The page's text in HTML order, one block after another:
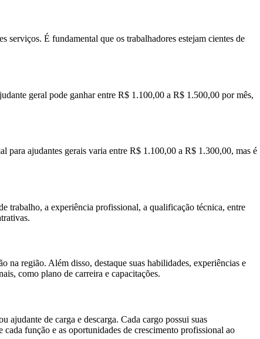
serviços. É fundamental que os trabalhadores estejam cientes de
geral pode ganhar entre R$ 1.100,00 a R$ 1.500,00 por mês,
para ajudantes gerais varia entre R$ 1.100,00 a R$ 1.300,00, mas é
trabalho, a experiência profissional, a qualificação técnica, entre
na região. Além disso, destaque suas habilidades, experiências e
como plano de carreira e capacitações.
ajudante de carga e descarga. Cada cargo possui suas
função e as oportunidades de crescimento profissional ao